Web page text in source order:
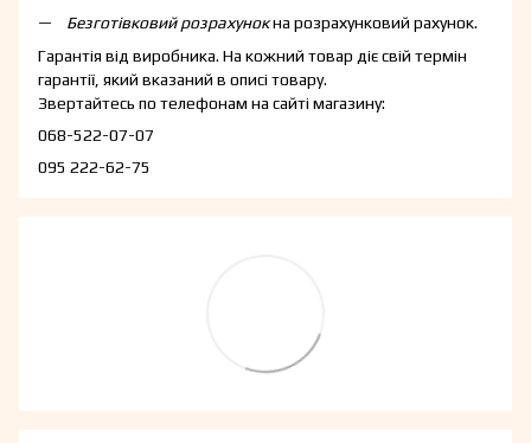
Безготівковий розрахунокна розрахунковий рахунок.
Гарантія від виробника. На кожний товар діє свій термін
гарантії, який вказаний в описі товару.
Звертайтесь по телефонам на сайті магазину:
068-522-07-07
095 222-62-75